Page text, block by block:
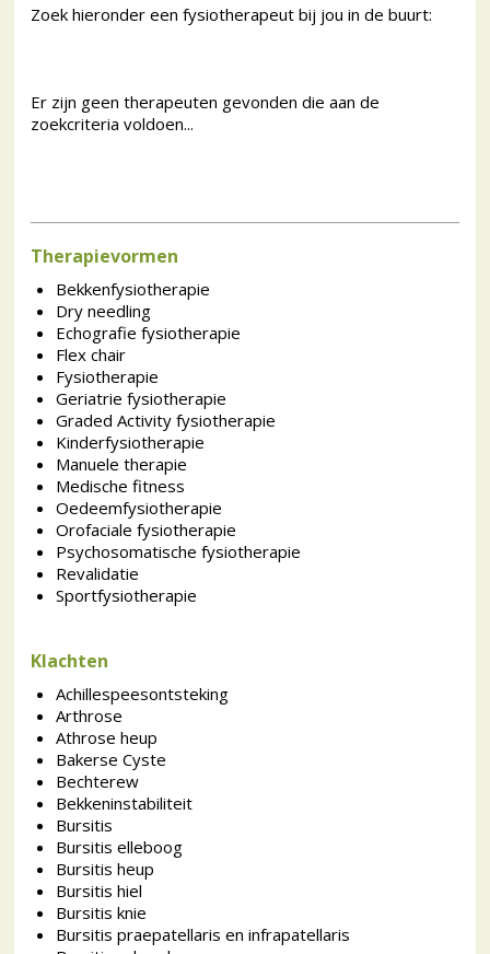
Zoek hieronder een fysiotherapeut bij jou in de buurt:
Er zijn geen therapeuten gevonden die aan de
zoekcriteria voldoen...
Therapievormen
Bekkenfysiotherapie
Dry needling
Echografie fysiotherapie
Flex chair
Fysiotherapie
Geriatrie fysiotherapie
Graded Activity fysiotherapie
Kinderfysiotherapie
Manuele therapie
Medische fitness
Oedeemfysiotherapie
Orofaciale fysiotherapie
Psychosomatische fysiotherapie
Revalidatie
Sportfysiotherapie
Klachten
Achillespeesontsteking
Arthrose
Athrose heup
Bakerse Cyste
Bechterew
Bekkeninstabiliteit
Bursitis
Bursitis elleboog
Bursitis heup
Bursitis hiel
Bursitis knie
Bursitis praepatellaris en infrapatellaris